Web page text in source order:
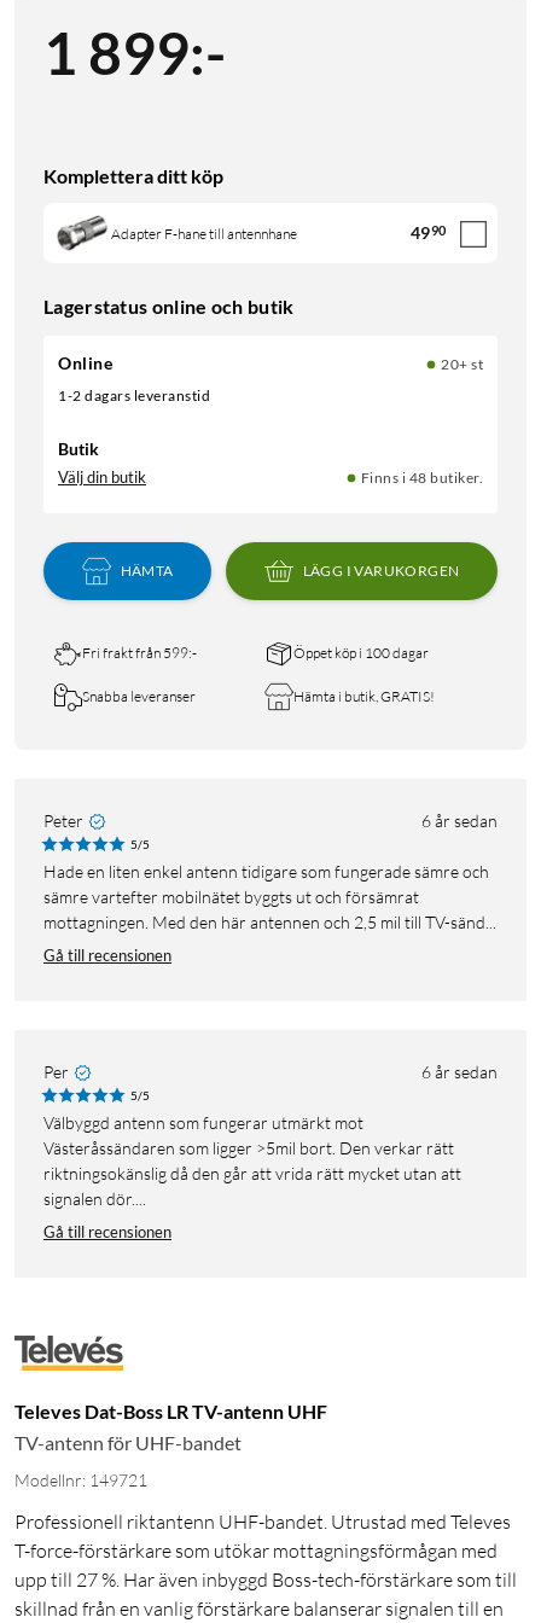
1 899:-
Komplettera ditt köp
Adapter F-hane till antennhane 4990
Lagerstatus online och butik
Online
20+ st
1-2 dagars leveranstid
Butik
Välj din butik Finns i 48 butiker.
HÄMTA LÄGG I VARUKORGEN
Fri frakt från 599:- Öppet köp i 100 dagar
Snabba leveranser Hämta i butik, GRATIS!
Peter 6 år sedan
5/5
Hade en liten enkel antenn tidigare som fungerade sämre och
sämre vartefter mobilnätet byggts ut och försämrat
mottagningen. Med den här antennen och 2,5 mil till TV-sänd...
Gå till recensionen
Per 6 år sedan
5/5
Välbyggd antenn som fungerar utmärkt mot
Västeråssändaren som ligger >5mil bort. Den verkar rätt
riktningsokänslig då den går att vrida rätt mycket utan att
signalen dör....
Gå till recensionen
Televes Dat-Boss LR TV-antenn UHF
TV-antenn för UHF-bandet
Modellnr: 149721
Professionell riktantenn UHF-bandet. Utrustad med Televes
T-force-förstärkare som utökar mottagningsförmågan med
upp till 27 %. Har även inbyggd Boss-tech-förstärkare som till
skillnad från en vanlig förstärkare balanserar signalen till en